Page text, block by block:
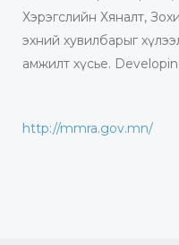
Хэрэгслийн Хяналт,
эхний хувилбарыг
амжилт хүсье.
http://mmra.gov.mn/